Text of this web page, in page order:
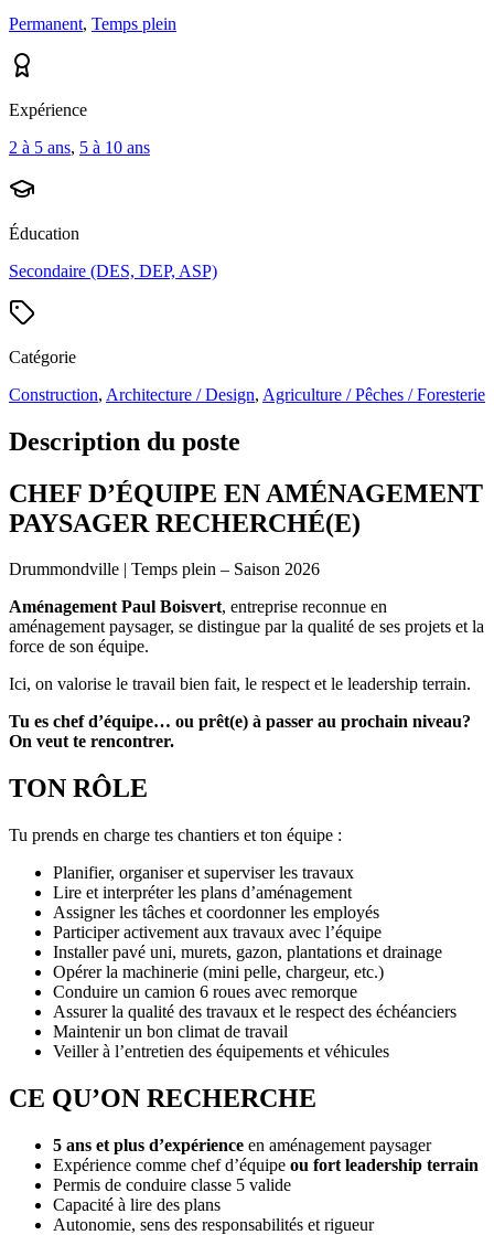
Permanent, Temps plein
Expérience
2 à 5 ans, 5 à 10 ans
Éducation
Secondaire (DES, DEP, ASP)
Catégorie
Construction, Architecture / Design, Agriculture / Pêches / Foresterie
Description du poste
CHEF D’ÉQUIPE EN AMÉNAGEMENT
PAYSAGER RECHERCHÉ(E)
Drummondville | Temps plein – Saison 2026
Aménagement Paul Boisvert, entreprise reconnue en
aménagement paysager, se distingue par la qualité de ses projets et la
force de son équipe.
Ici, on valorise le travail bien fait, le respect et le leadership terrain.
Tu es chef d’équipe… ou prêt(e) à passer au prochain niveau?
On veut te rencontrer.
TON RÔLE
Tu prends en charge tes chantiers et ton équipe :
Planifier, organiser et superviser les travaux
Lire et interpréter les plans d’aménagement
Assigner les tâches et coordonner les employés
Participer activement aux travaux avec l’équipe
Installer pavé uni, murets, gazon, plantations et drainage
Opérer la machinerie (mini pelle, chargeur, etc.)
Conduire un camion 6 roues avec remorque
Assurer la qualité des travaux et le respect des échéanciers
Maintenir un bon climat de travail
Veiller à l’entretien des équipements et véhicules
CE QU’ON RECHERCHE
5 ans et plus d’expérience en aménagement paysager
Expérience comme chef d’équipe ou fort leadership terrain
Permis de conduire classe 5 valide
Capacité à lire des plans
Autonomie, sens des responsabilités et rigueur